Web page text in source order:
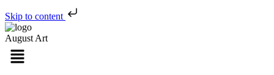
Skip to content
August Art
Menu